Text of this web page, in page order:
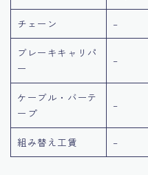
チェーン –
ブレーキキャリパ
ー
–
ケーブル・バーテ
ープ
–
組み替え工賃 –